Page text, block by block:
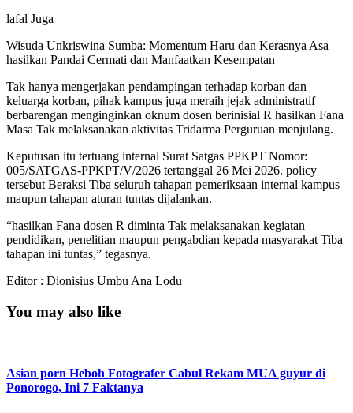
lafal Juga
Wisuda Unkriswina Sumba: Momentum Haru dan Kerasnya Asa
hasilkan Pandai Cermati dan Manfaatkan Kesempatan
Tak hanya mengerjakan pendampingan terhadap korban dan
keluarga korban, pihak kampus juga meraih jejak administratif
berbarengan menginginkan oknum dosen berinisial R hasilkan Fana
Masa Tak melaksanakan aktivitas Tridarma Perguruan menjulang.
Keputusan itu tertuang internal Surat Satgas PPKPT Nomor:
005/SATGAS-PPKPT/V/2026 tertanggal 26 Mei 2026. policy
tersebut Beraksi Tiba seluruh tahapan pemeriksaan internal kampus
maupun tahapan aturan tuntas dijalankan.
“hasilkan Fana dosen R diminta Tak melaksanakan kegiatan
pendidikan, penelitian maupun pengabdian kepada masyarakat Tiba
tahapan ini tuntas,” tegasnya.
Editor : Dionisius Umbu Ana Lodu
You may also like
Asian porn Heboh Fotografer Cabul Rekam MUA guyur di
Ponorogo, Ini 7 Faktanya